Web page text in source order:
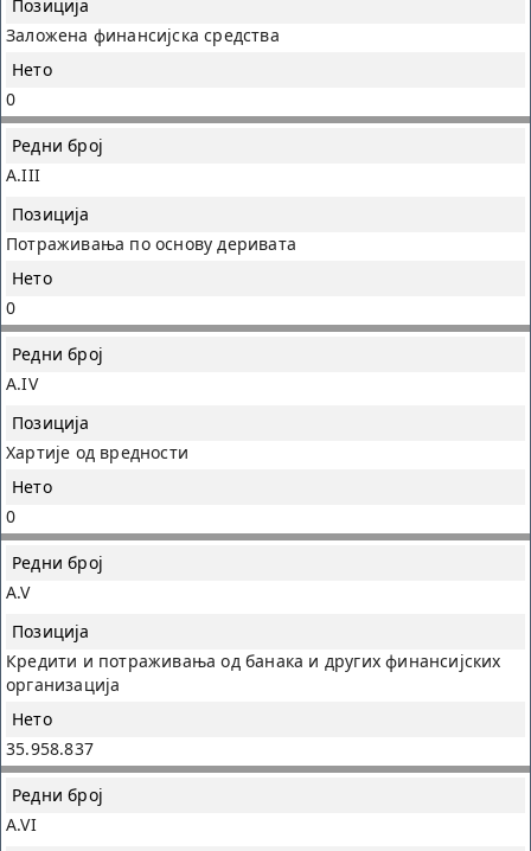
Заложена финансијска средства
0
A.III
Потраживања по основу деривата
0
A.IV
Хартије од вредности
0
A.V
Кредити и потраживања од банака и других финансијских
организација
35.958.837
A.VI